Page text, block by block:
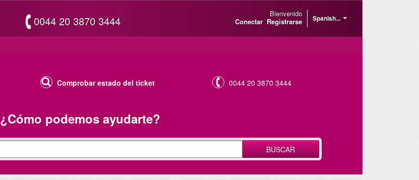
0044 20 3870 3444 Spanish...
Bienvenido
Conectar Registrarse
Comprobar estado del ticket 0044 20 3870 3444
¿Cómo podemos ayudarte?
BUSCAR